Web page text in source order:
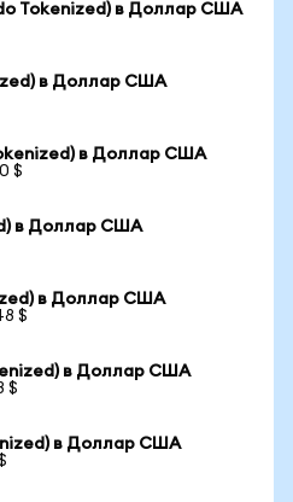
Tokenized) в Доллар США
в Доллар США
в Доллар США
$
в Доллар США
в Доллар США
$
в Доллар США
$
в Доллар США